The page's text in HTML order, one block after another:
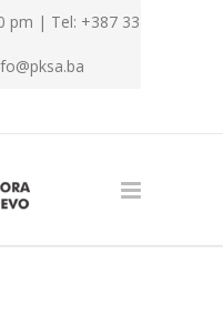
pm | Tel: +387 33